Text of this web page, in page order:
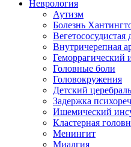
Неврология
Аутизм
Болезнь
Вегетососудистая
Внутричерепная
Геморрагический
Головные боли
Головокружения
Детский
Задержка
Ишемический
Кластерная
Менингит
Миалгия